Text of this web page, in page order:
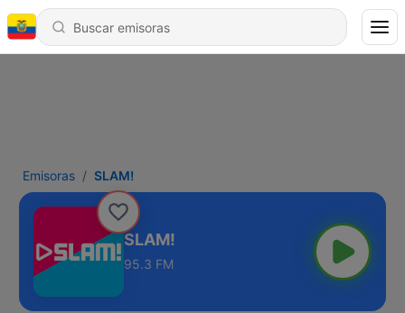
Emisoras SLAM!
SLAM!
95.3 FM